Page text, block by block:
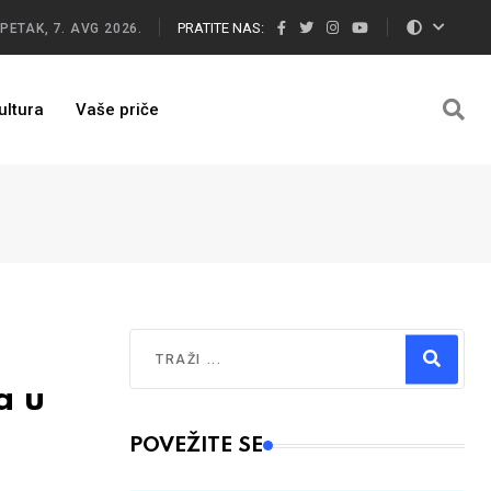
PETAK, 7. AVG 2026. PRATITE NAS:
Vaše priče
u
Type 2 or more characters for results.
POVEŽITE SE